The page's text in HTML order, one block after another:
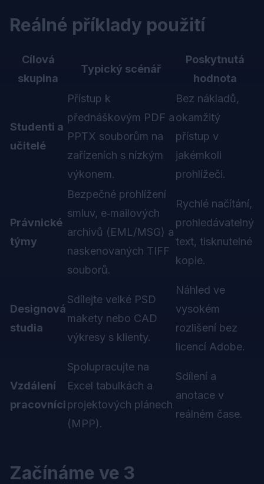
Reálné příklady použití
Cílová
skupina
Typický scénář
Poskytnutá
hodnota
Studenti a
učitelé
Přístup k
přednáškovým PDF a
PPTX souborům na
zařízeních s nízkým
výkonem.
Bez nákladů,
okamžitý
přístup v
jakémkoli
prohlížeči.
Právnické
týmy
Bezpečné prohlížení
smluv, e‑mailových
archivů (EML/MSG) a
naskenovaných TIFF
souborů.
Rychlé načítání,
prohledávatelný
text, tisknutelné
kopie.
Designová
studia
Sdílejte velké PSD
makety nebo CAD
výkresy s klienty.
Náhled ve
vysokém
rozlišení bez
licencí Adobe.
Vzdálení
pracovníci
Spolupracujte na
Excel tabulkách a
projektových plánech
(MPP).
Sdílení a
anotace v
reálném čase.
Začínáme ve 3